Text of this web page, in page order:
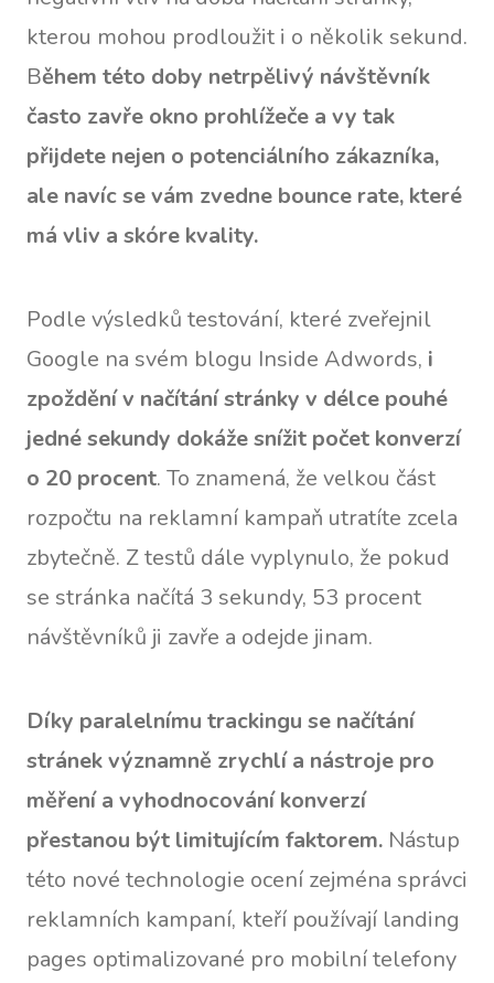
kterou mohou prodloužit i o několik sekund.
Během této doby netrpělivý návštěvník
často zavře okno prohlížeče a vy tak
přijdete nejen o potenciálního zákazníka,
ale navíc se vám zvedne bounce rate, které
má vliv a skóre kvality.
Podle výsledků testování, které zveřejnil
Google na svém blogu Inside Adwords, i
zpoždění v načítání stránky v délce pouhé
jedné sekundy dokáže snížit počet konverzí
o 20 procent. To znamená, že velkou část
rozpočtu na reklamní kampaň utratíte zcela
zbytečně. Z testů dále vyplynulo, že pokud
se stránka načítá 3 sekundy, 53 procent
návštěvníků ji zavře a odejde jinam.
Díky paralelnímu trackingu se načítání
stránek významně zrychlí a nástroje pro
měření a vyhodnocování konverzí
přestanou být limitujícím faktorem. Nástup
této nové technologie ocení zejména správci
reklamních kampaní, kteří používají landing
pages optimalizované pro mobilní telefony